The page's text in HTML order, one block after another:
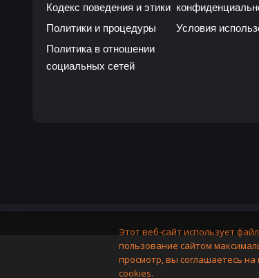
Кодекс поведения и этики
Политики и процедуры
Политика в отношении
социальных сетей
Условия
Этот веб-сайт использует
пользование сайтом
просмотр, вы соглашаетесь
cookies.